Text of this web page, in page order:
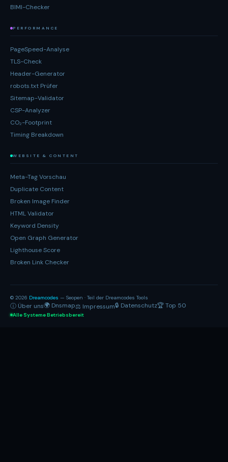
BIMI-Checker
PERFORMANCE
PageSpeed-Analyse
TLS-Check
Header-Generator
robots.txt Prüfer
Sitemap-Validator
CSP-Analyzer
CO₂-Footprint
Timing Breakdown
WEBSITE & CONTENT
Meta-Tag Vorschau
Duplicate Content
Broken Image Finder
HTML Validator
Keyword Density
Open Graph Generator
Lighthouse Score
Broken Link Checker
© 2026 Dreamcodes — Seopen · Teil der Dreamcodes Tools
ⓘ Über uns🌍 Dnsmap⚖ Impressum🔒 Datenschutz🏆 Top 50
Alle Systeme Betriebsbereit